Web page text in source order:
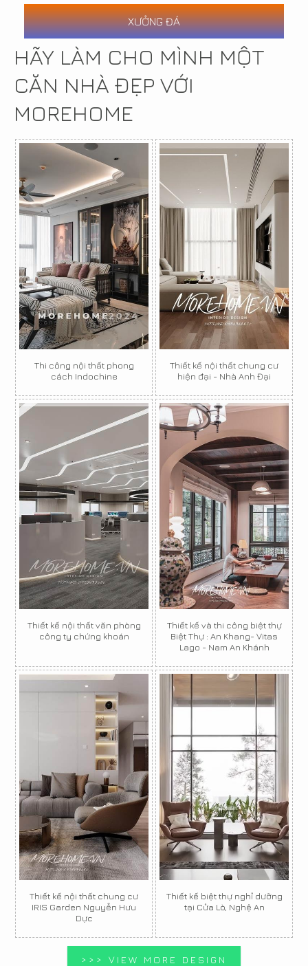
XƯỞNG ĐÁ
HÃY LÀM CHO MÌNH MỘT
CĂN NHÀ ĐẸP VỚI
MOREHOME
Thi công nội thất phong
cách Indochine
Thiết kế nội thất chung cư
hiện đại - Nhà Anh Đại
Thiết kế nội thất văn phòng
công ty chứng khoán
Thiết kế và thi công biệt thự
Biệt Thự : An Khang- Vitas
Lago - Nam An Khánh
Thiết kế nội thất chung cư
IRIS Garden Nguyễn Hưu
Dực
Thiết kế biệt thự nghỉ dưỡng
tại Cửa Lò, Nghệ An
>>> VIEW MORE DESIGN